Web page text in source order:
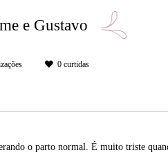
e Gustavo
0curtidas
o parto normal. É muito triste